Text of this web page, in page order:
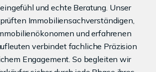
und echte Beratung. Unser
Immobiliensachverständigen,
und erfahrenen
verbindet fachliche Präzision
Engagement. So begleiten wir